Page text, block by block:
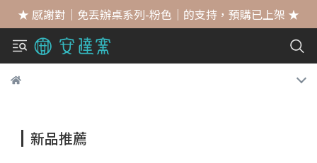
★ 感謝對｜免丟辦桌系列-粉色｜的支持，預購已上架 ★
新品推薦